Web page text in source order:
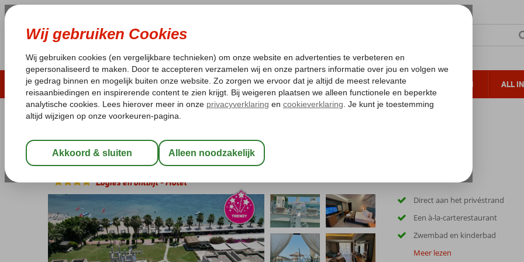
ZOMER 2026 LAST MINUTES WINTERZON ZONVAKANTIES VERRE REIZEN ALL
Laagsteprijsgarantie* Geen fueltoeslag Gratis annuleren*
Home
Turkije Egeische kust Bodrum Bitez Ambrosia Hotel Beach & Spa
Ambrosia Hotel Beach & Spa
Logies en ontbijt-Hotel
Direct aan het privéstrand
Een à-la-carterestaurant
Zwembad en kinderbad
Meer lezen